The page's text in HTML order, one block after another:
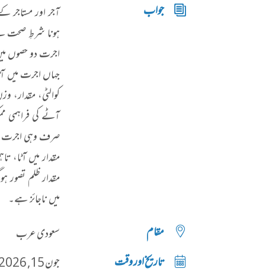
جواب
آجر اور
ہونا شرطِ صحت
اجرت دو حصوں
جہاں اجرت میں
کوالٹی، مقدار،
آٹے کی فراہمی
صرف وہی اجرت
مقدار میں
مقدار ظلم تصور
میں ناجائز ہے۔
مقام سعودی عرب
تاریخ اور وقت جون 15, 2026 @ 11:56صبح